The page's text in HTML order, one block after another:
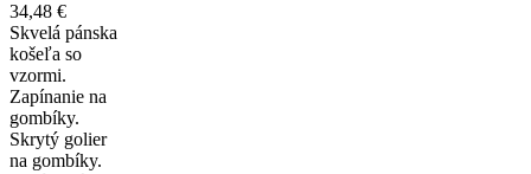
34,48 €
Skvelá pánska
košeľa so
vzormi.
Zapínanie na
gombíky.
Skrytý golier
na gombíky.